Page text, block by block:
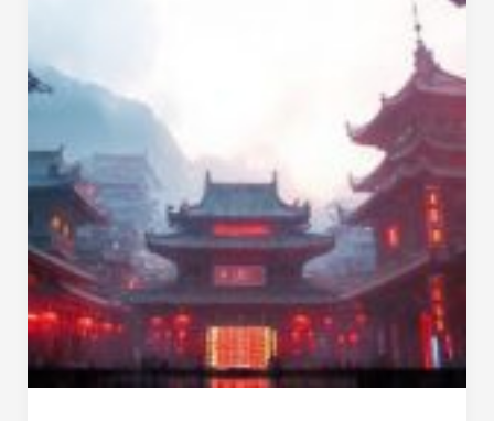
a
YouTube
que
a
cualquier
sitio
médico
en
consultas
de
salud